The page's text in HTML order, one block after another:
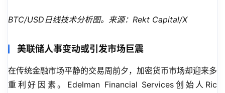
BTC/USD日线技术分析图。来源：Rekt Capital/X
美联储人事变动或引发市场巨震
在传统金融市场平静的交易周前夕，加密货币市场却迎来多
重利好因素。Edelman Financial Services创始人Ric